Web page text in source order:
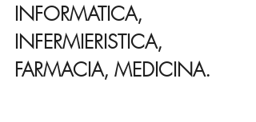
INFORMATICA,
INFERMIERISTICA,
FARMACIA, MEDICINA.